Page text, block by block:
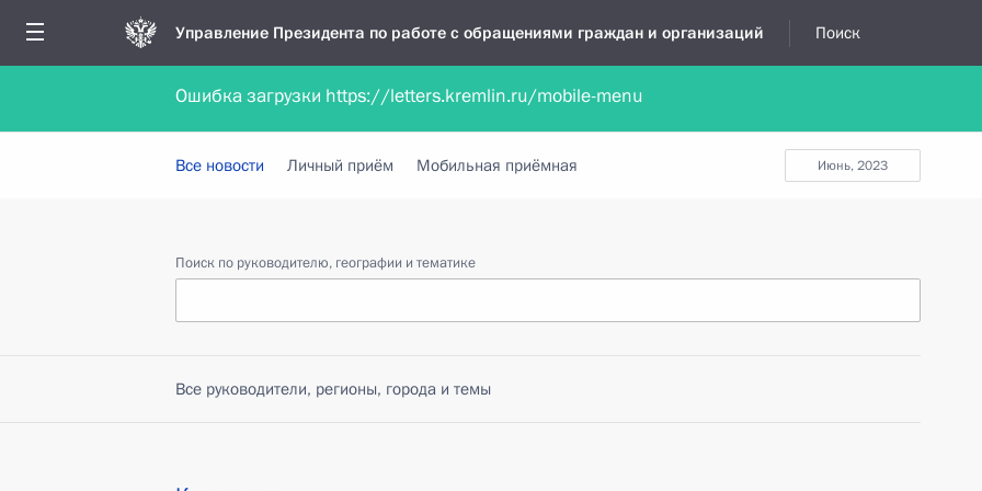
Управление Президента по работе с обращениями граждан и организаций Поиск
Обратиться в форме электронного документа Обратиться в устной форме
июнь, 2023
Все новости Личный приём Мобильная приёмная
Поиск по руководителю, географии и тематике
Все руководители, регионы, города и темы
Ошибка загрузки https://letters.kremlin.ru/mobile-menu